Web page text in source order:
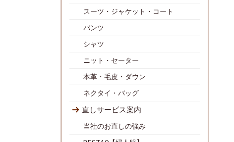
スーツ・ジャケット・コート
パンツ
シャツ
ニット・セーター
本革・毛皮・ダウン
ネクタイ・バッグ
直しサービス案内
当社のお直しの強み